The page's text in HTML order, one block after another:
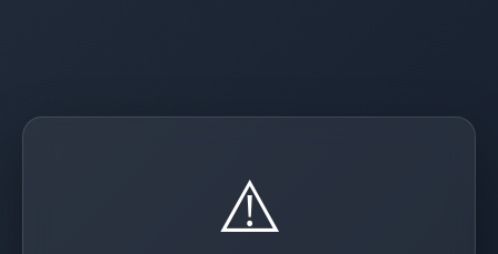
⚠️